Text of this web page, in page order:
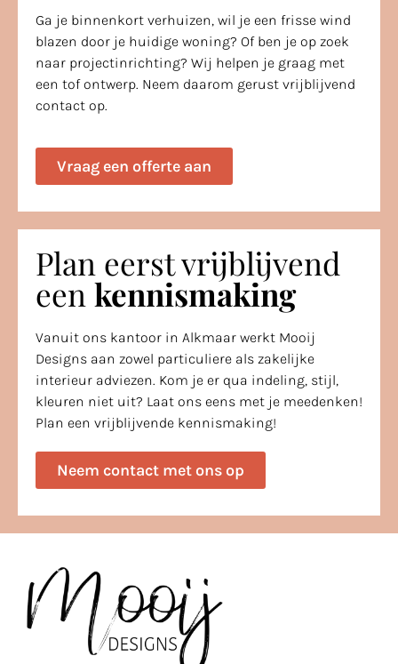
Ga je binnenkort verhuizen, wil je een frisse wind
blazen door je huidige woning? Of ben je op zoek
naar projectinrichting? Wij helpen je graag met
een tof ontwerp. Neem daarom gerust vrijblijvend
contact op.
Vraag een offerte aan
Plan eerst vrijblijvend
een kennismaking
Vanuit ons kantoor in Alkmaar werkt Mooij
Designs aan zowel particuliere als zakelijke
interieur adviezen. Kom je er qua indeling, stijl,
kleuren niet uit? Laat ons eens met je meedenken!
Plan een vrijblijvende kennismaking!
Neem contact met ons op